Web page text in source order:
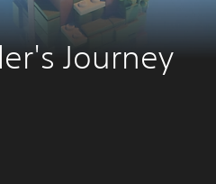
Journey